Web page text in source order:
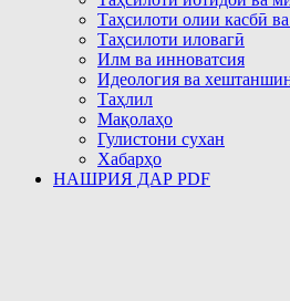
Таҳсилоти олии касбӣ
Таҳсилоти иловагӣ
Илм ва инноватсия
Идеология ва
Таҳлил
Мақолаҳо
Гулистони сухан
Хабарҳо
НАШРИЯ ДАР PDF